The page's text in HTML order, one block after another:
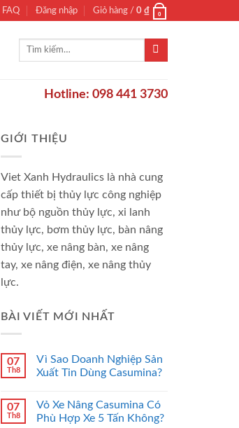
FAQ Đăng nhập Giỏ hàng / 0 ₫ 0
Tìm
Hotline: 098 441 3730
GIỚI THIỆU
Viet Xanh Hydraulics là nhà cung
cấp thiết bị thủy lực công nghiệp
như bộ nguồn thủy lực, xi lanh
thủy lực, bơm thủy lực, bàn nâng
thủy lực, xe nâng bàn, xe nâng
tay, xe nâng điện, xe nâng thủy
lực.
BÀI VIẾT MỚI NHẤT
07
Th8
Vì Sao Doanh Nghiệp Sản
Xuất Tin Dùng Casumina?
07
Th8
Vỏ Xe Nâng Casumina Có
Phù Hợp Xe 5 Tấn Không?